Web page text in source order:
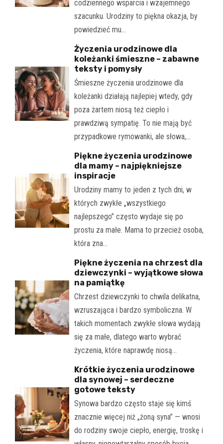
codziennego wsparcia i wzajemnego
szacunku. Urodziny to piękna okazja, by
powiedzieć mu…
Życzenia urodzinowe dla
koleżanki śmieszne – zabawne
teksty i pomysły
Śmieszne życzenia urodzinowe dla
koleżanki działają najlepiej wtedy, gdy
poza żartem niosą też ciepło i
prawdziwą sympatię. To nie mają być
przypadkowe rymowanki, ale słowa,…
Piękne życzenia urodzinowe
dla mamy – najpiękniejsze
inspiracje
Urodziny mamy to jeden z tych dni, w
których zwykłe „wszystkiego
najlepszego” często wydaje się po
prostu za małe. Mama to przecież osoba,
która zna…
Piękne życzenia na chrzest dla
dziewczynki – wyjątkowe słowa
na pamiątkę
Chrzest dziewczynki to chwila delikatna,
wzruszająca i bardzo symboliczna. W
takich momentach zwykłe słowa wydają
się za małe, dlatego warto wybrać
życzenia, które naprawdę niosą…
Krótkie życzenia urodzinowe
dla synowej – serdeczne
gotowe teksty
Synowa bardzo często staje się kimś
znacznie więcej niż „żoną syna” — wnosi
do rodziny swoje ciepło, energię, troskę i